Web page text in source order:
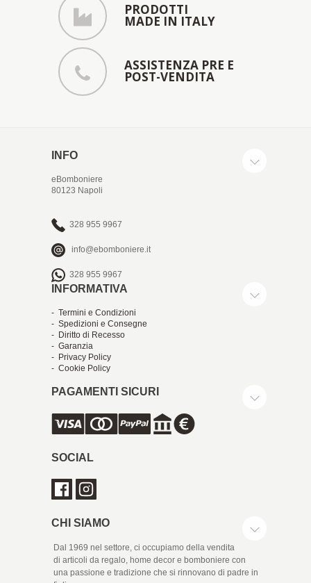
PRODOTTI
MADE IN ITALY
ASSISTENZA PRE E
POST-VENDITA
INFO
eBomboniere
80123 Napoli
328 955 9967
info@ebomboniere.it
328 955 9967
INFORMATIVA
- Termini e Condizioni
- Spedizioni e Consegne
- Diritto di Recesso
- Garanzia
- Privacy Policy
- Cookie Policy
PAGAMENTI SICURI
SOCIAL
CHI SIAMO
Dal 1969 nel settore, ci occupiamo della vendita
di articoli da regalo, home decor e bomboniere con
una passione e tradizione che si rinnovano di padre in